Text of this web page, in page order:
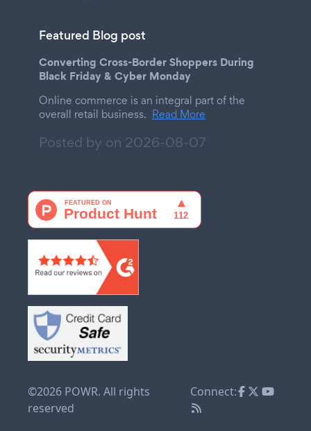
Featured Blog post
Converting Cross-Border Shoppers During
Black Friday & Cyber Monday
Online commerce is an integral part of the
overall retail business. Read More
Posted by on 2026-08-07
©2026 POWR. All rights
reserved
Connect: